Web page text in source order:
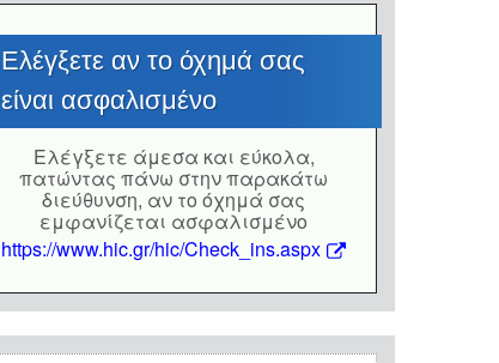
Eλέγξετε αν το όχημά σας
είναι ασφαλισμένο
Eλέγξετε άμεσα και εύκολα,
πατώντας πάνω στην παρακάτω
διεύθυνση, αν το όχημά σας
εμφανίζεται ασφαλισμένο
https://www.hic.gr/hic/Check_ins.aspx